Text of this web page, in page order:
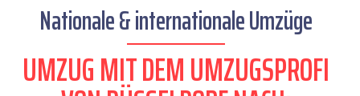
Nationale & internationale Umzüge
UMZUG MIT DEM UMZUGSPROFI